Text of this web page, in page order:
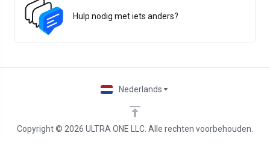
Hulp nodig met iets anders?
Copyright © 2026 ULTRA ONE LLC. Alle rechten voorbehouden.
Nederlands